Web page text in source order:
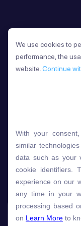
Sau mỗi bài
âm và ngữ pháp
và
Lựa
Gói học
Speech Analyzer
We use cookies to
performance, the
website. Continue
With your
similar
data such as your
cookie identifiers.
experience on our
any time in your
processing based
on Learn More to
We use cookies to
performance, the
website. Continue
With your
similar
data such as your
cookie identifiers.
experience on our
any time in your
processing based
on Learn More to